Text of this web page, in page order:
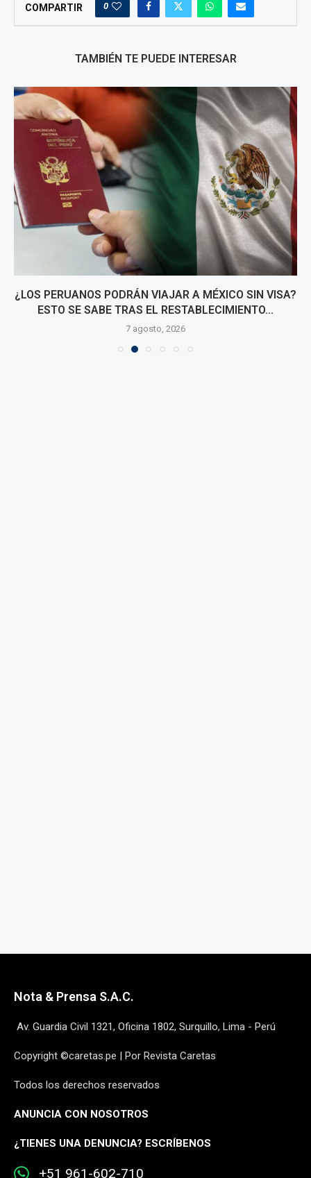
COMPARTIR 0
TAMBIÉN TE PUEDE INTERESAR
¿LOS PERUANOS PODRÁN VIAJAR A MÉXICO SIN VISA?
ESTO SE SABE TRAS EL RESTABLECIMIENTO...
7 agosto, 2026
Nota & Prensa S.A.C.
Av. Guardia Civil 1321, Oficina 1802, Surquillo, Lima - Perú
Copyright ©caretas.pe | Por Revista Caretas
Todos los derechos reservados
ANUNCIA CON NOSOTROS
¿TIENES UNA DENUNCIA? ESCRÍBENOS
+51 961-602-710